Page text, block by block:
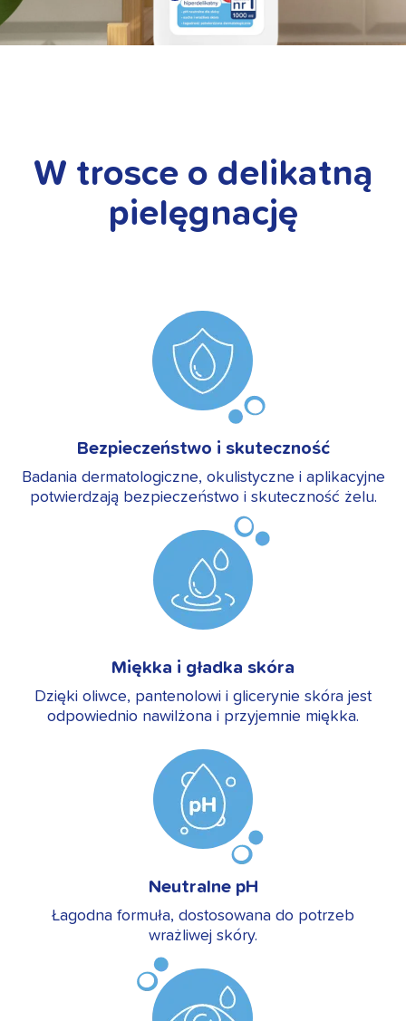
W trosce o delikatną
pielęgnację
Bezpieczeństwo i skuteczność
Badania dermatologiczne, okulistyczne i aplikacyjne
potwierdzają bezpieczeństwo i skuteczność żelu.
Miękka i gładka skóra
Dzięki oliwce, pantenolowi i glicerynie skóra jest
odpowiednio nawilżona i przyjemnie miękka.
Neutralne pH
Łagodna formuła, dostosowana do potrzeb
wrażliwej skóry.